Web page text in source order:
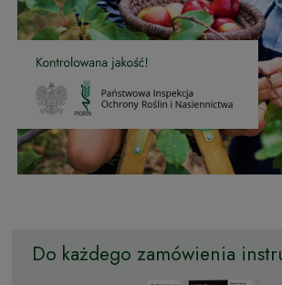
Do każdego zamówienia